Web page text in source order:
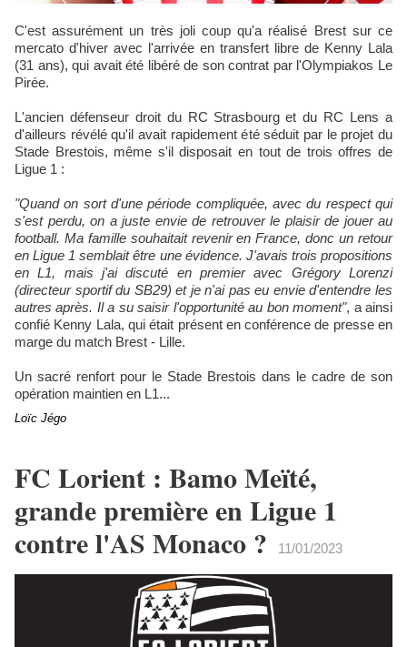
C'est assurément un très joli coup qu'a réalisé Brest sur ce
mercato d'hiver avec l'arrivée en transfert libre de Kenny Lala
(31 ans), qui avait été libéré de son contrat par l'Olympiakos Le
Pirée.
L'ancien défenseur droit du RC Strasbourg et du RC Lens a
d'ailleurs révélé qu'il avait rapidement été séduit par le projet du
Stade Brestois, même s'il disposait en tout de trois offres de
Ligue 1 :
"Quand on sort d'une période compliquée, avec du respect qui
s'est perdu, on a juste envie de retrouver le plaisir de jouer au
football. Ma famille souhaitait revenir en France, donc un retour
en Ligue 1 semblait être une évidence. J'avais trois propositions
en L1, mais j'ai discuté en premier avec Grégory Lorenzi
(directeur sportif du SB29) et je n'ai pas eu envie d'entendre les
autres après. Il a su saisir l'opportunité au bon moment", a ainsi
confié Kenny Lala, qui était présent en conférence de presse en
marge du match Brest - Lille.
Un sacré renfort pour le Stade Brestois dans le cadre de son
opération maintien en L1...
Loïc Jégo
FC Lorient : Bamo Meïté,
grande première en Ligue 1
contre l'AS Monaco ?
11/01/2023